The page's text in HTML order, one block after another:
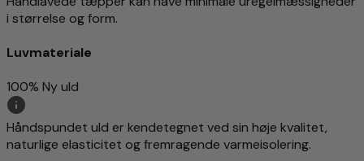
i størrelse og form.
Luvmateriale
100% Ny uld
Håndspundet uld er kendetegnet ved sin høje kvalitet,
naturlige elasticitet og fremragende varmeisolering.